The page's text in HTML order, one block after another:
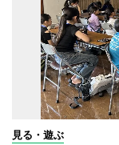
見る・遊ぶ